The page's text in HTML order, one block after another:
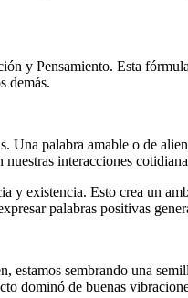
y Pensamiento. Esta
demás.
Una palabra amable o de
interacciones
y existencia. Esto crea un
palabras positivas
sembrando una
dominó de buenas